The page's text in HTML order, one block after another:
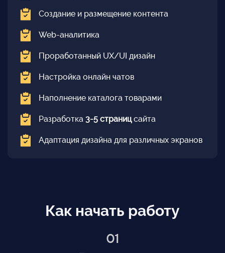
Создание и размещение контента
Web-аналитика
Проработанный UX/UI дизайн
Настройка онлайн чатов
Наполнение каталога товарами
Разработка 3-5 страницсайта
Адаптация дизайна для различных экранов
Как начать работу
01